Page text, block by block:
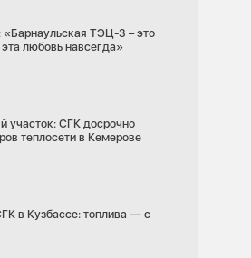
ТЭЦ-3 – это
любовь навсегда»
участок: СГК досрочно
теплосети в Кемерове
в Кузбассе: топлива — с